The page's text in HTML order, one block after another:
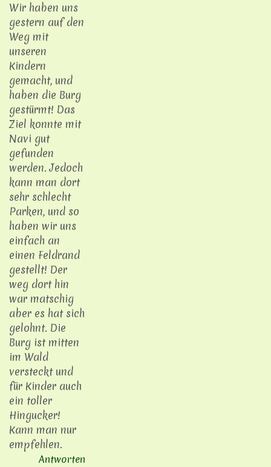
Wir haben uns
gestern auf den
Weg mit
unseren
Kindern
gemacht, und
haben die Burg
gestürmt! Das
Ziel konnte mit
Navi gut
gefunden
werden. Jedoch
kann man dort
sehr schlecht
Parken, und so
haben wir uns
einfach an
einen Feldrand
gestellt! Der
weg dort hin
war matschig
aber es hat sich
gelohnt. Die
Burg ist mitten
im Wald
versteckt und
für Kinder auch
ein toller
Hingucker!
Kann man nur
empfehlen.
Antworten